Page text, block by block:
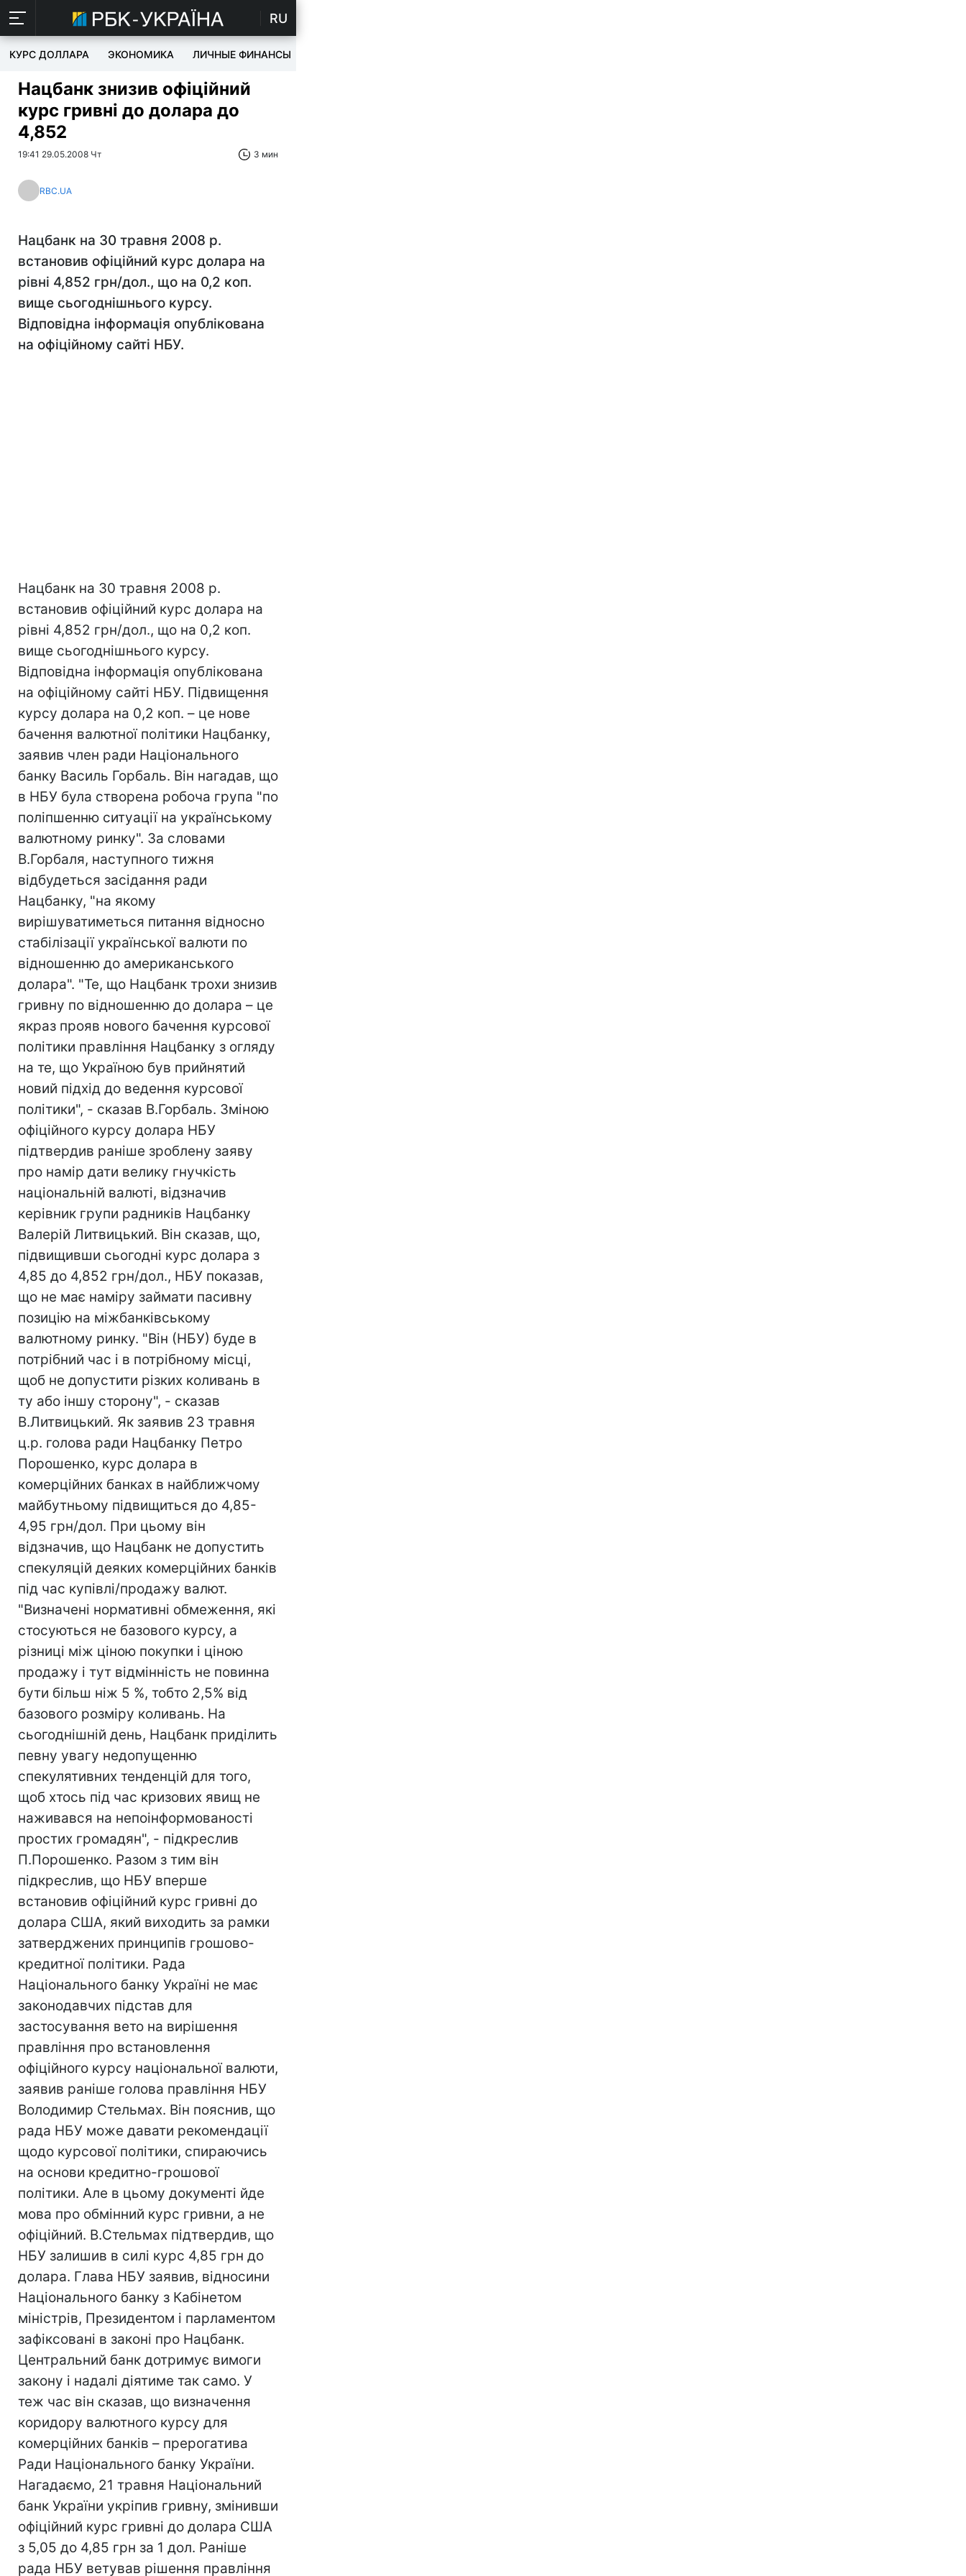
RU
КУРС ДОЛЛАРА ЭКОНОМИКА ЛИЧНЫЕ ФИНАНСЫ
Нацбанк знизив офіційний
курс гривні до долара до
4,852
19:41 29.05.2008 Чт 3 мин
RBC.UA
Нацбанк на 30 травня 2008 р.
встановив офіційний курс долара на
рівні 4,852 грн/дол., що на 0,2 коп.
вище сьогоднішнього курсу.
Відповідна інформація опублікована
на офіційному сайті НБУ.
Нацбанк на 30 травня 2008 р.
встановив офіційний курс долара на
рівні 4,852 грн/дол., що на 0,2 коп.
вище сьогоднішнього курсу.
Відповідна інформація опублікована
на офіційному сайті НБУ. Підвищення
курсу долара на 0,2 коп. – це нове
бачення валютної політики Нацбанку,
заявив член ради Національного
банку Василь Горбаль. Він нагадав, що
в НБУ була створена робоча група "по
поліпшенню ситуації на українському
валютному ринку". За словами
В.Горбаля, наступного тижня
відбудеться засідання ради
Нацбанку, "на якому
вирішуватиметься питання відносно
стабілізації української валюти по
відношенню до американського
долара". "Те, що Нацбанк трохи знизив
гривну по відношенню до долара – це
якраз прояв нового бачення курсової
політики правління Нацбанку з огляду
на те, що Україною був прийнятий
новий підхід до ведення курсової
політики", - сказав В.Горбаль. Зміною
офіційного курсу долара НБУ
підтвердив раніше зроблену заяву
про намір дати велику гнучкість
національній валюті, відзначив
керівник групи радників Нацбанку
Валерій Литвицький. Він сказав, що,
підвищивши сьогодні курс долара з
4,85 до 4,852 грн/дол., НБУ показав,
що не має наміру займати пасивну
позицію на міжбанківському
валютному ринку. "Він (НБУ) буде в
потрібний час і в потрібному місці,
щоб не допустити різких коливань в
ту або іншу сторону", - сказав
В.Литвицький. Як заявив 23 травня
ц.р. голова ради Нацбанку Петро
Порошенко, курс долара в
комерційних банках в найближчому
майбутньому підвищиться до 4,85-
4,95 грн/дол. При цьому він
відзначив, що Нацбанк не допустить
спекуляцій деяких комерційних банків
під час купівлі/продажу валют.
"Визначені нормативні обмеження, які
стосуються не базового курсу, а
різниці між ціною покупки і ціною
продажу і тут відмінність не повинна
бути більш ніж 5 %, тобто 2,5% від
базового розміру коливань. На
сьогоднішній день, Нацбанк приділить
певну увагу недопущенню
спекулятивних тенденцій для того,
щоб хтось під час кризових явищ не
наживався на непоінформованості
простих громадян", - підкреслив
П.Порошенко. Разом з тим він
підкреслив, що НБУ вперше
встановив офіційний курс гривні до
долара США, який виходить за рамки
затверджених принципів грошово-
кредитної політики. Рада
Національного банку Україні не має
законодавчих підстав для
застосування вето на вирішення
правління про встановлення
офіційного курсу національної валюти,
заявив раніше голова правління НБУ
Володимир Стельмах. Він пояснив, що
рада НБУ може давати рекомендації
щодо курсової політики, спираючись
на основи кредитно-грошової
політики. Але в цьому документі йде
мова про обмінний курс гривни, а не
офіційний. В.Стельмах підтвердив, що
НБУ залишив в силі курс 4,85 грн до
долара. Глава НБУ заявив, відносини
Національного банку з Кабінетом
міністрів, Президентом і парламентом
зафіксовані в законі про Нацбанк.
Центральний банк дотримує вимоги
закону і надалі діятиме так само. У
теж час він сказав, що визначення
коридору валютного курсу для
комерційних банків – прерогатива
Ради Національного банку України.
Нагадаємо, 21 травня Національний
банк України укріпив гривну, змінивши
офіційний курс гривні до долара США
з 5,05 до 4,85 грн за 1 дол. Раніше
рада НБУ ветував рішення правління